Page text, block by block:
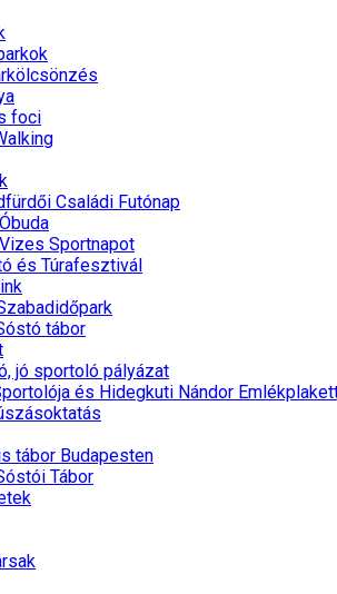
foci
Családi Futónap
Sportnapot
és Túrafesztivál
tábor
jó sportoló pályázat
és Hidegkuti Nándor
tábor Budapesten
Tábor